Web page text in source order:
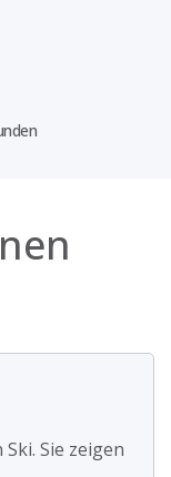
Sie zeigen